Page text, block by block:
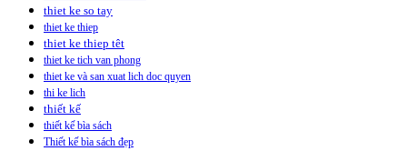
thiet ke so tay
thiet ke thiep
thiet ke thiep têt
thiet ke tich van phong
thiet ke và san xuat lich doc quyen
thi ke lich
thiết kế
thiết kế bìa sách
Thiết kế bìa sách đẹp